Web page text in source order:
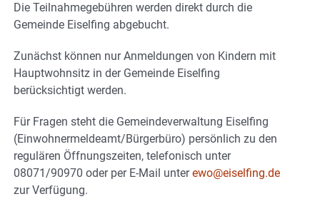
Die Teilnahmegebühren werden direkt durch die
Gemeinde Eiselfing abgebucht.
Zunächst können nur Anmeldungen von Kindern mit
Hauptwohnsitz in der Gemeinde Eiselfing
berücksichtigt werden.
Für Fragen steht die Gemeindeverwaltung Eiselfing
(Einwohnermeldeamt/Bürgerbüro) persönlich zu den
regulären Öffnungszeiten, telefonisch unter
08071/90970 oder per E-Mail unterewo@eiselfing.de
zur Verfügung.